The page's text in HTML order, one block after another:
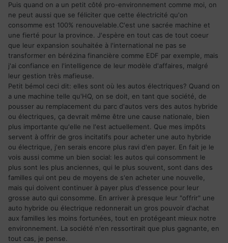
Puis quand on a un petit côté pro-environnement comme moi, on
ne peut aussi que se féliciter que cette électricité qu'on
consomme est 100% renouvelable.C'est une sacrée machine et
une fierté pour la province. J'espère en tout cas de tout coeur
que leur expansion souhaitée à l'international ne pas se
transformer en bérézina financière comme EDF par exemple, mais
j'ai confiance en l'intelligence de leur modèle d'affaires, malgré
leur gestion très mafieuse.
Petit bémol ceci dit: elles sont où les autos électriques? Quand on
a une machine telle qu'HQ, on se doit, en tant que société, de
pousser au remplacement du parc d'autos vers des autos hybride
ou électriques, ça devrait même être une cause nationale, bien
plus importante qu'elle ne l'est actuellement. Que mes impôts
servent à offrir de gros incitatifs pour acheter une auto hybride
ou électrique, j'en serais encore plus ravi d'en payer. En fait je le
vois aussi comme un bien social: les autos qui consomment le
plus sont les plus anciennes, qui le plus souvent, sont dans des
familles qui ont peu de moyens de s'en acheter une nouvelle,
mais qui doivent continuer à payer plus d'essence pour leur
grosse auto qui consomme. En arriver à presque leur "offrir" une
auto hybride ou électrique redonnerait un gros pouvoir d'achat
aux familles les moins fortunées, tout en protégeant mieux notre
environnement. La société n'en ressortirait que plus gagnante, en
tout cas, je pense.